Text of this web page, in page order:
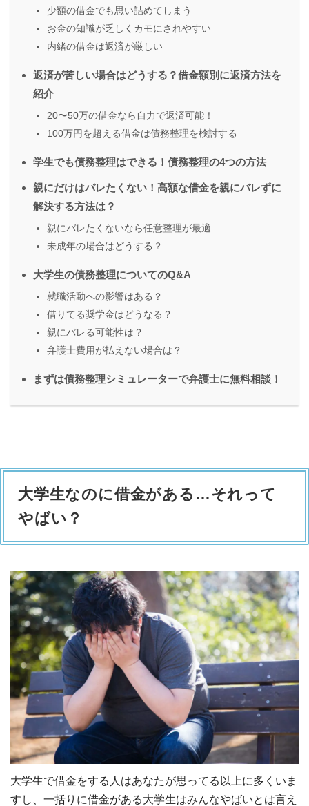
少額の借金でも思い詰めてしまう
お金の知識が乏しくカモにされやすい
内緒の借金は返済が厳しい
返済が苦しい場合はどうする？借金額別に返済方法を
紹介
20〜50万の借金なら自力で返済可能！
100万円を超える借金は債務整理を検討する
学生でも債務整理はできる！債務整理の4つの方法
親にだけはバレたくない！高額な借金を親にバレずに
解決する方法は？
親にバレたくないなら任意整理が最適
未成年の場合はどうする？
大学生の債務整理についてのQ&A
就職活動への影響はある？
借りてる奨学金はどうなる？
親にバレる可能性は？
弁護士費用が払えない場合は？
まずは債務整理シミュレーターで弁護士に無料相談！
大学生なのに借金がある…それって
やばい？
大学生で借金をする人はあなたが思ってる以上に多くいま
すし、一括りに借金がある大学生はみんなやばいとは言え